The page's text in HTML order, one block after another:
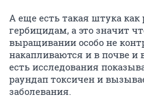
А еще есть такая штука
гербицидам, а это значит
выращивании особо не
накапливаются и в почве и
есть исследования
раундап токсичен и
заболевания.